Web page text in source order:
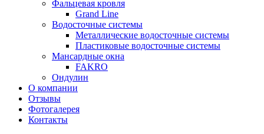
Фальцевая кровля
Grand Line
Водосточные системы
Металлические водосточные системы
Пластиковые водосточные системы
Мансардные окна
FAKRO
Ондулин
О компании
Отзывы
Фотогалерея
Контакты